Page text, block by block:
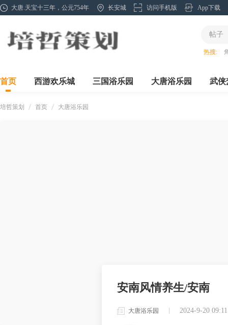
大唐.天宝十三年，公元754年 长安城 访问手机版 App下载
帖子
热搜:
首页 西游欢乐城 三国浴乐园 大唐浴乐园 武侠
培哲策划 首页 大唐浴乐园
安南风情养生/安南
大唐浴乐园 2024-9-20 09:11